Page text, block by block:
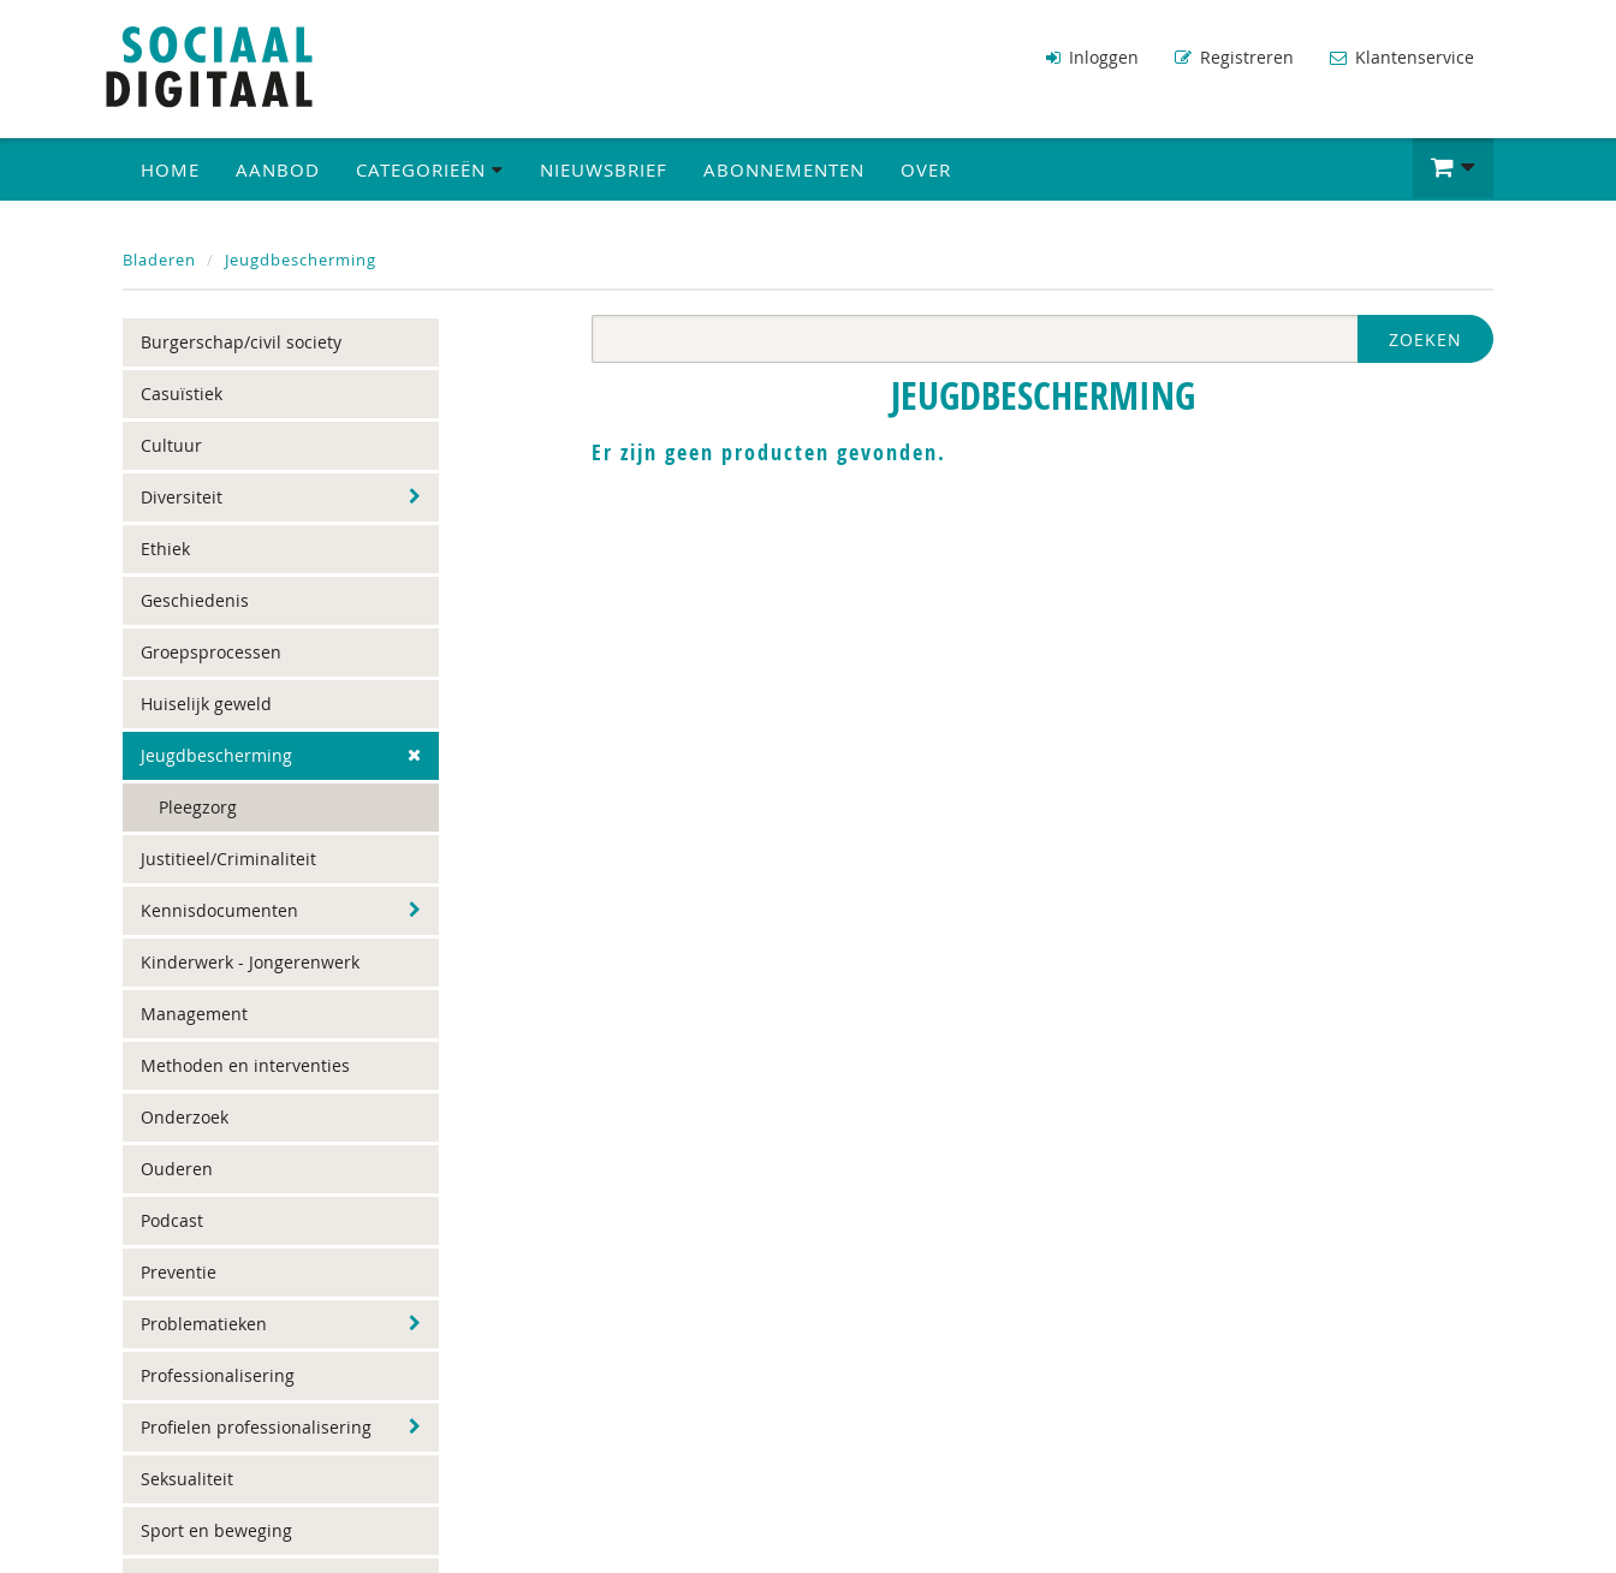
Inloggen Registreren Klantenservice
HOME AANBOD CATEGORIEËN NIEUWSBRIEF ABONNEMENTEN OVER
Bladeren Jeugdbescherming
Burgerschap/civil society
Casuïstiek
Cultuur
Diversiteit
Ethiek
Geschiedenis
Groepsprocessen
Huiselijk geweld
Jeugdbescherming
Pleegzorg
Justitieel/Criminaliteit
Kennisdocumenten
Kinderwerk - Jongerenwerk
Management
Methoden en interventies
Onderzoek
Ouderen
Podcast
Preventie
Problematieken
Professionalisering
Profielen professionalisering
Seksualiteit
Sport en beweging
ZOEKEN
JEUGDBESCHERMING
Er zijn geen producten gevonden.